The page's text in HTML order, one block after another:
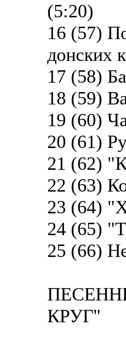
(5:20)
16 (57)
донских
17 (58)
18 (59)
19 (60)
20 (61)
21 (62)
22 (63)
23 (64)
24 (65)
25 (66)
КРУГ''